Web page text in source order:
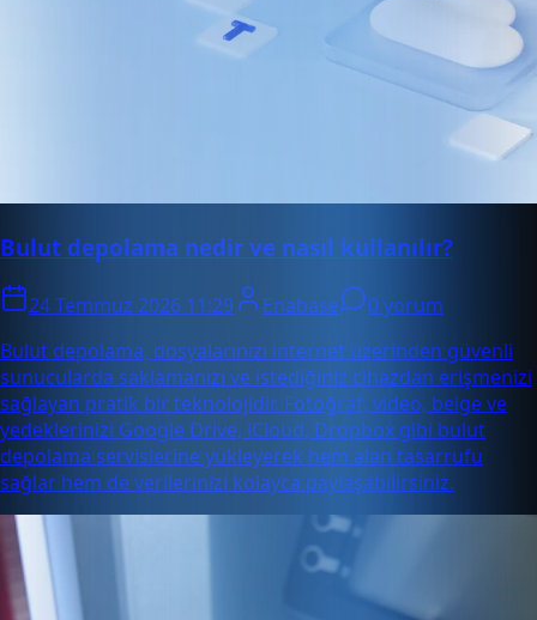
Bulut depolama nedir ve nasıl kullanılır?
24 Temmuz 2026 11:29 Enabase
0 yorum
Bulut depolama, dosyalarınızı internet üzerinden güvenli
sunucularda saklamanızı ve istediğiniz cihazdan erişmenizi
sağlayan pratik bir teknolojidir. Fotoğraf, video, belge ve
yedeklerinizi Google Drive, iCloud, Dropbox gibi bulut
depolama servislerine yükleyerek hem alan tasarrufu
sağlar hem de verilerinizi kolayca paylaşabilirsiniz.